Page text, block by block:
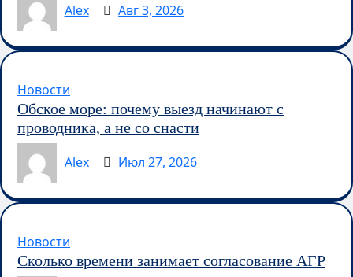
Alex
Авг 3, 2026
Новости
Обское море: почему выезд начинают с
проводника, а не со снасти
Alex
Июл 27, 2026
Новости
Сколько времени занимает согласование АГР